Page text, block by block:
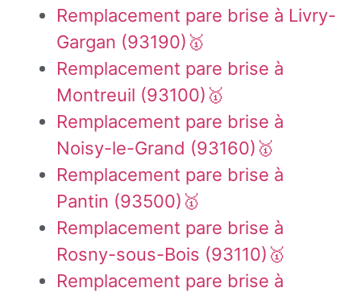
Remplacement pare brise à Livry-
Gargan (93190)🥇
Remplacement pare brise à
Montreuil (93100)🥇
Remplacement pare brise à
Noisy-le-Grand (93160)🥇
Remplacement pare brise à
Pantin (93500)🥇
Remplacement pare brise à
Rosny-sous-Bois (93110)🥇
Remplacement pare brise à